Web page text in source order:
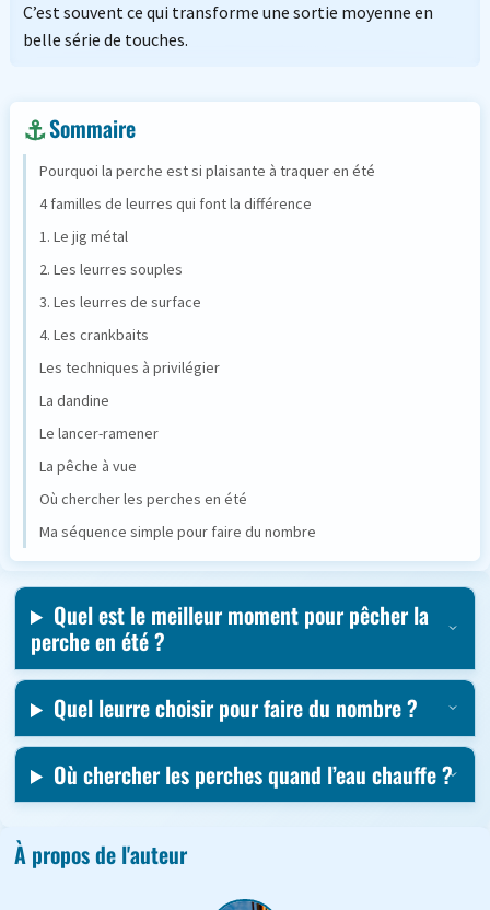
C’est souvent ce qui transforme une sortie moyenne en
belle série de touches.
Sommaire
Pourquoi la perche est si plaisante à traquer en été
4 familles de leurres qui font la différence
1. Le jig métal
2. Les leurres souples
3. Les leurres de surface
4. Les crankbaits
Les techniques à privilégier
La dandine
Le lancer-ramener
La pêche à vue
Où chercher les perches en été
Ma séquence simple pour faire du nombre
Quel est le meilleur moment pour pêcher la
perche en été ?
Quel leurre choisir pour faire du nombre ?
Où chercher les perches quand l’eau chauffe ?
À propos de l'auteur